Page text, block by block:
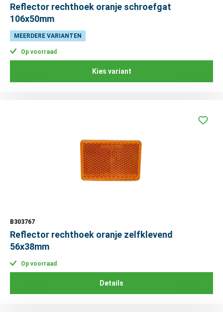
Reflector rechthoek oranje schroefgat
106x50mm
MEERDERE VARIANTEN
Op voorraad
Kies variant
B303767
Reflector rechthoek oranje zelfklevend
56x38mm
Op voorraad
Details